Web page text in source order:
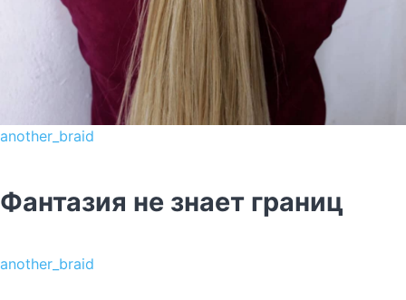
another_braid
Фантазия не знает границ
another_braid